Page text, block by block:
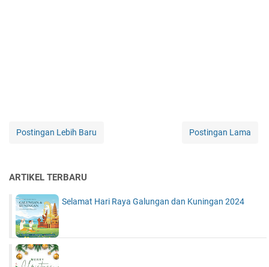
Postingan Lebih Baru Postingan Lama
ARTIKEL TERBARU
Selamat Hari Raya Galungan dan Kuningan 2024